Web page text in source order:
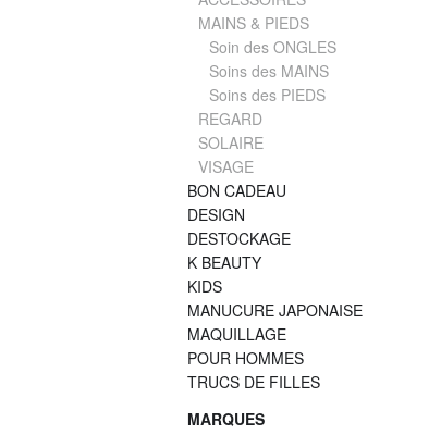
MAINS & PIEDS
Soin des ONGLES
Soins des MAINS
Soins des PIEDS
REGARD
SOLAIRE
VISAGE
BON CADEAU
DESIGN
DESTOCKAGE
K BEAUTY
KIDS
MANUCURE JAPONAISE
MAQUILLAGE
POUR HOMMES
TRUCS DE FILLES
MARQUES